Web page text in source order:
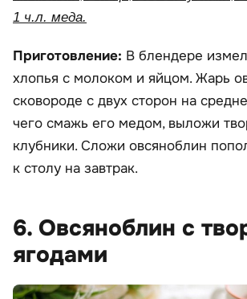
1 ч.л. меда.
Приготовление: В блендере
хлопья с молоком и яйцом. Жарь
сковороде с двух сторон на
чего смажь его медом, выложи
клубники. Сложи овсяноблин
к столу на завтрак.
6. Овсяноблин с
ягодами